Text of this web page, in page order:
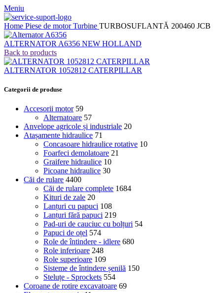
Meniu
Home Piese de motorTurbine TURBOSUFLANTĂ 200460 JCB
ALTERNATOR A6356 NEW HOLLAND
Back to products
ALTERNATOR 1052812 CATERPILLAR
Categorii de produse
Accesorii motor 59
Alternatoare 57
Anvelope agricole și industriale 20
Atașamente hidraulice 71
Concasoare hidraulice rotative 10
Foarfeci demolatoare 21
Graifere hidraulice 10
Picoane hidraulice 30
Căi de rulare 4400
Căi de rulare complete 1684
Kituri de zale 20
Lanțuri cu papuci 108
Lanțuri fără papuci 219
Pad-uri de cauciuc cu bolțuri 54
Papuci de oțel 574
Role de întindere - idlere 680
Role inferioare 248
Role superioare 109
Sisteme de întindere șenilă 150
Steluțe - Sprockets 554
Coroane de rotire excavatoare 69